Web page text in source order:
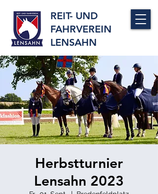
REIT- UND
FAHRVEREIN
LENSAHN
Herbstturnier
Lensahn 2023